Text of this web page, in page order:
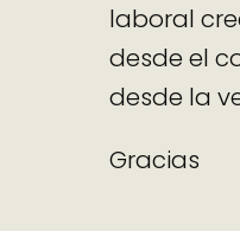
laboral
desde el
desde la
Gracias